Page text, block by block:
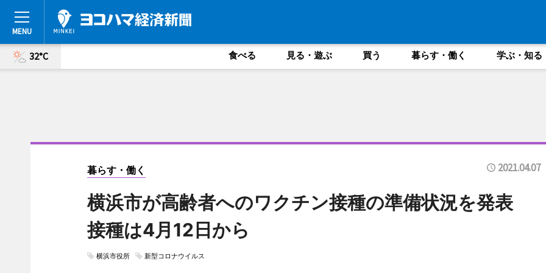
32°C 食べる 見る・遊ぶ 買う 暮らす・働く 学ぶ・知る
暮らす・働く 2021.04.07
横浜市が高齢者へのワクチン接種の準備状況を発表
接種は4月12日から
横浜市役所 新型コロナウイルス